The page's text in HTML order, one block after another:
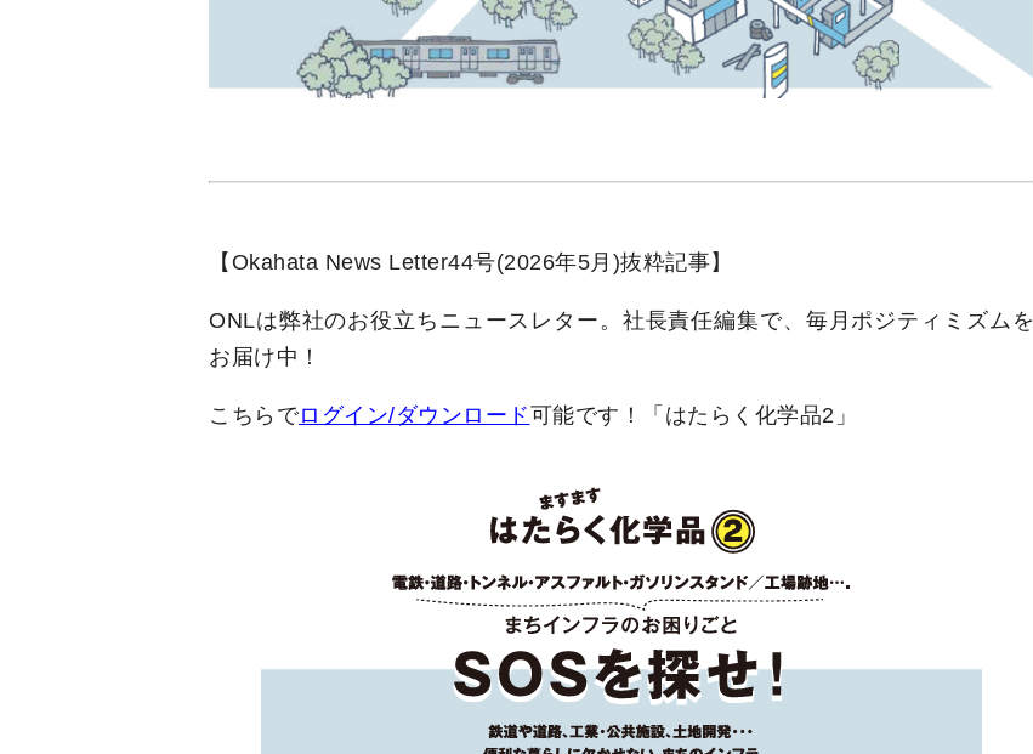
【Okahata News Letter44号(2026年5月)抜粋記事】
ONLは弊社のお役立ちニュースレター。社長責任編集で、毎月ポジティミズムを
お届け中！
こちらでログイン/ダウンロード可能です！「はたらく化学品2」